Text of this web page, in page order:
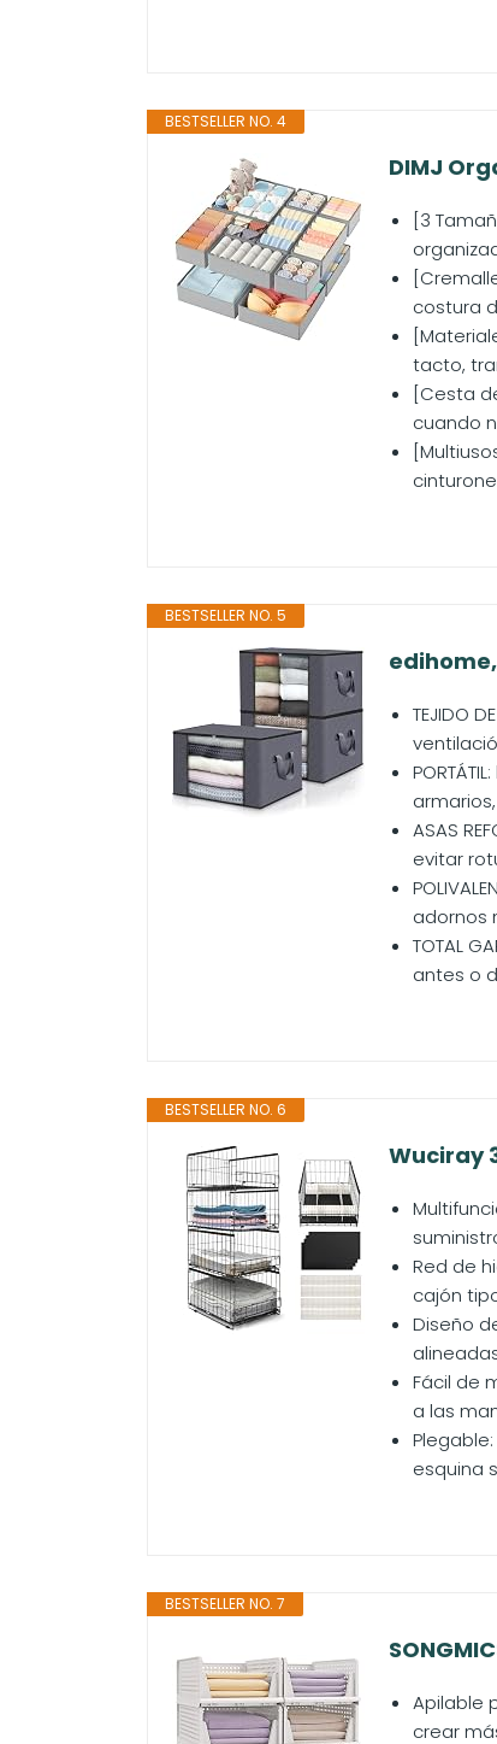
BESTSELLER NO. 4
DIMJ
[3
costura
tacto,
[Cesta
cuando
BESTSELLER NO. 5
TEJIDO
ASAS
evitar
adornos
TOTAL
antes o
BESTSELLER NO. 6
Wuciray
Red de
cajón
Diseño
Fácil de
a las
esquina
BESTSELLER NO. 7
Apilable
crear